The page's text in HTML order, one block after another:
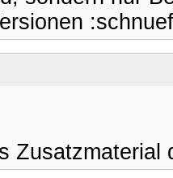
Zusatzmaterial